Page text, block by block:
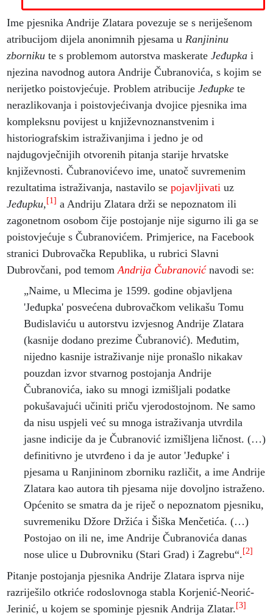
Ime pjesnika Andrije Zlatara povezuje se s neriješenom
atribucijom dijela anonimnih pjesama u Ranjininu
zbornikute s problemom autorstva maskerate Jeđupka i
njezina navodnog autora Andrije Čubranovića, s kojim se
nerijetko poistovjećuje. Problem atribucije Jeđupke te
nerazlikovanja i poistovjećivanja dvojice pjesnika ima
kompleksnu povijest u književnoznanstvenim i
historiografskim istraživanjima i jedno je od
najdugovječnijih otvorenih pitanja starije hrvatske
književnosti. Čubranovićevo ime, unatoč suvremenim
rezultatima istraživanja, nastavilo se pojavljivati uz
Jeđupku, [1] a Andriju Zlatara drži se nepoznatom ili
zagonetnom osobom čije postojanje nije sigurno ili ga se
poistovjećuje s Čubranovićem. Primjerice, na Facebook
stranici Dubrovačka Republika, u rubrici Slavni
Dubrovčani, pod temom Andrija Čubranovićnavodi se:
„Naime, u Mlecima je 1599. godine objavljena
'Jeđupka' posvećena dubrovačkom velikašu Tomu
Budislaviću u autorstvu izvjesnog Andrije Zlatara
(kasnije dodano prezime Čubranović). Međutim,
nijedno kasnije istraživanje nije pronašlo nikakav
pouzdan izvor stvarnog postojanja Andrije
Čubranovića, iako su mnogi izmišljali podatke
pokušavajući učiniti priču vjerodostojnom. Ne samo
da nisu uspjeli već su mnoga istraživanja utvrdila
jasne indicije da je Čubranović izmišljena ličnost. (…)
definitivno je utvrđeno i da je autor 'Jeđupke' i
pjesama u Ranjininom zborniku različit, a ime Andrije
Zlatara kao autora tih pjesama nije dovoljno istraženo.
Općenito se smatra da je riječ o nepoznatom pjesniku,
suvremeniku Džore Držića i Šiška Menčetića. (…)
Postojao on ili ne, ime Andrije Čubranovića danas
nose ulice u Dubrovniku (Stari Grad) i Zagrebu“. [2]
Pitanje postojanja pjesnika Andrije Zlatara isprva nije
razriješilo otkriće rodoslovnoga stabla Korjenić-Neorić-
Jerinić, u kojem se spominje pjesnik Andrija Zlatar. [3]